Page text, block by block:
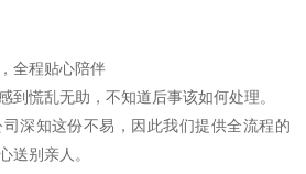
全程贴心陪伴
到慌乱无助，不知道后事该如何处理。
深知这份不易，因此我们提供全流程的
送别亲人。